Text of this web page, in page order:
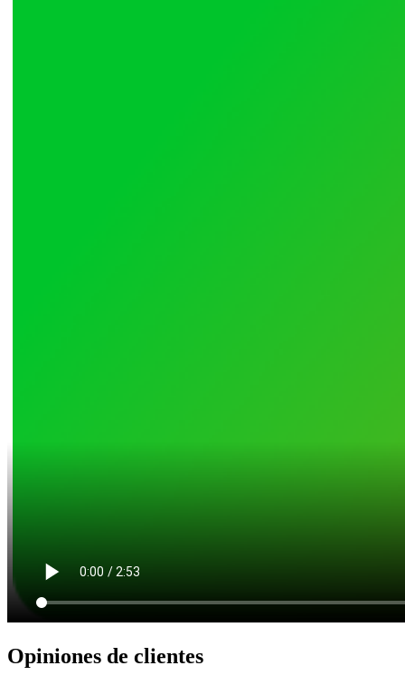
Opiniones de clientes